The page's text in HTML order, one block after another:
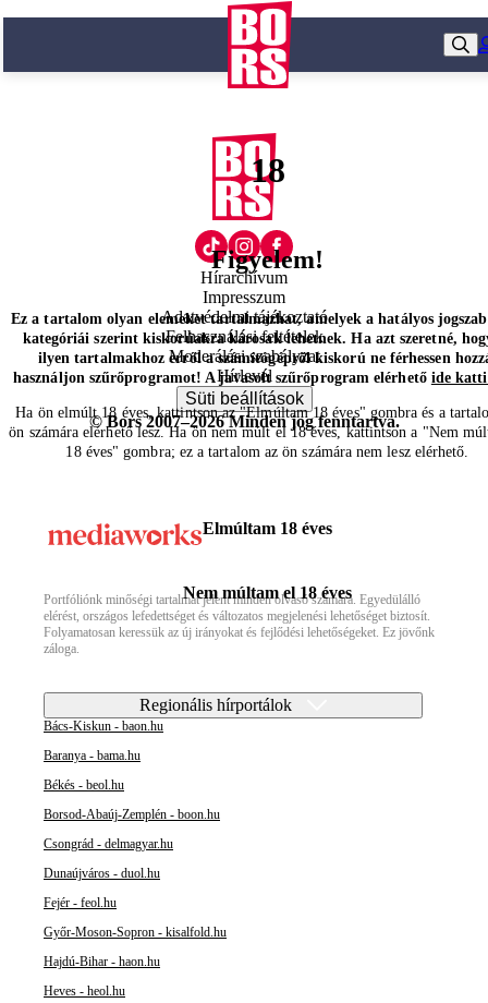
18
Figyelem!
Ez a tartalom olyan elemeket tartalmazhat, amelyek a hatályos
kategóriái szerint kiskorúakra károsak lehetnek. Ha azt szeretné,
ilyen tartalmakhoz erről a számítógépről kiskorú ne férhessen
használjon szűrőprogramot! A javasolt szűrőprogram elérhető ide
Ha ön elmúlt 18 éves, kattintson az "Elmúltam 18 éves" gombra és a
ön számára elérhető lesz. Ha ön nem múlt el 18 éves, kattintson a "Nem
18 éves" gombra; ez a tartalom az ön számára nem lesz elérhető.
Elmúltam 18 éves
Nem múltam el 18 éves
Hírarchívum
Impresszum
Adatvédelmi tájékoztató
Felhasználási feltételek
Moderálási szabályzat
Hírlevél
Süti beállítások
© Bors 2007–2026 Minden jog fenntartva.
Portfóliónk minőségi tartalmat jelent minden olvasó számára. Egyedülálló
elérést, országos lefedettséget és változatos megjelenési lehetőséget biztosít.
Folyamatosan keressük az új irányokat és fejlődési lehetőségeket. Ez jövőnk
záloga.
Regionális hírportálok
Bács-Kiskun - baon.hu
Baranya - bama.hu
Békés - beol.hu
Borsod-Abaúj-Zemplén - boon.hu
Csongrád - delmagyar.hu
Dunaújváros - duol.hu
Fejér - feol.hu
Győr-Moson-Sopron - kisalfold.hu
Hajdú-Bihar - haon.hu
Heves - heol.hu